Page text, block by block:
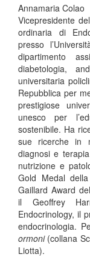
Annamaria Colao
Vicepresidente
ordinaria di
presso
dipartimento
diabetologia,
universitaria
Repubblica per
prestigiose
unesco per
sostenibile. Ha
sue ricerche in
diagnosi e
nutrizione e
Gold Medal
Gaillard Award
il Geoffrey
Endocrinology, il
endocrinologia.
ormoni(collana
Liotta).